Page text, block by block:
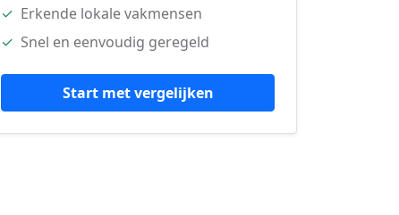
✓ Erkende lokale vakmensen
✓ Snel en eenvoudig geregeld
Start met vergelijken